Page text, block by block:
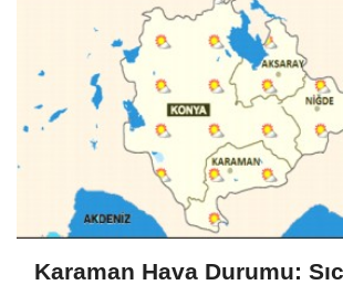
Karaman Hava Durumu: